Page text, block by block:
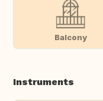
Balcony
Instruments